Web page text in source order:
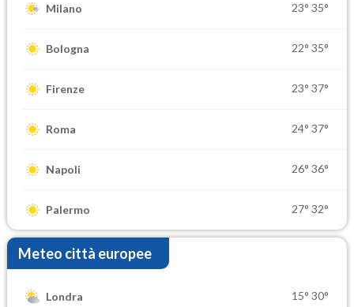
Milano 23° 35°
Bologna 22° 35°
Firenze 23° 37°
Roma 24° 37°
Napoli 26° 36°
Palermo 27° 32°
Meteo città europee
Londra 15° 30°